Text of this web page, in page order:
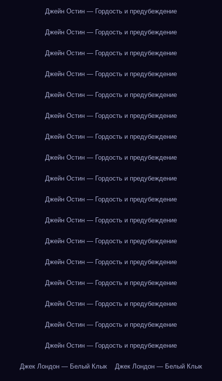
Джейн Остин — Гордость и предубеждение
Джейн Остин — Гордость и предубеждение
Джейн Остин — Гордость и предубеждение
Джейн Остин — Гордость и предубеждение
Джейн Остин — Гордость и предубеждение
Джейн Остин — Гордость и предубеждение
Джейн Остин — Гордость и предубеждение
Джейн Остин — Гордость и предубеждение
Джейн Остин — Гордость и предубеждение
Джейн Остин — Гордость и предубеждение
Джейн Остин — Гордость и предубеждение
Джейн Остин — Гордость и предубеждение
Джейн Остин — Гордость и предубеждение
Джейн Остин — Гордость и предубеждение
Джейн Остин — Гордость и предубеждение
Джейн Остин — Гордость и предубеждение
Джейн Остин — Гордость и предубеждение
Джек Лондон — Белый Клык Джек Лондон — Белый Клык